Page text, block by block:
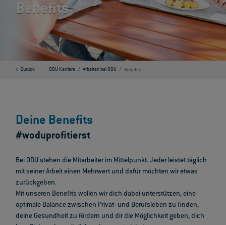
Benefits
Zurück ODU Karriere Arbeiten bei ODU Benefits
Deine Benefits
#woduprofitierst
Bei ODU stehen die Mitarbeiter im Mittelpunkt. Jeder leistet täglich
mit seiner Arbeit einen Mehrwert und dafür möchten wir etwas
zurückgeben.
Mit unseren Benefits wollen wir dich dabei unterstützen, eine
optimale Balance zwischen Privat- und Berufsleben zu finden,
deine Gesundheit zu fördern und dir die Möglichkeit geben, dich